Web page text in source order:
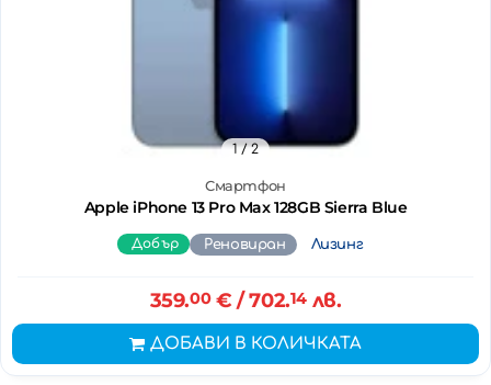
Смартфон
Apple iPhone 13 Pro Max 128GB Sierra Blue
1/ 2
Добър Реновиран Лизинг
359.00€ / 702.14лв.
ДОБАВИ В КОЛИЧКАТА